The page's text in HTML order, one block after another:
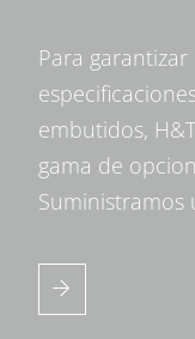
Para
embutidos,
gama de
Suministramos